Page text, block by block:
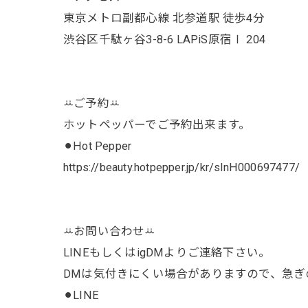
東京メトロ副都心線 北参道駅 徒歩4分
渋谷区千駄ヶ谷3-8-6 LAPiS原宿Ⅰ 204
ꕁご予約ꕁ
ホットペッパーでご予約出来ます。
⚫︎Hot Pepper
https://beauty.hotpepper.jp/kr/slnH000697477/
ꕁお問い合わせꕁ
LINEもしくはigDMよりご連絡下さい。
DMは気付きにくい場合がありますので、急ぎ
⚫︎LINE